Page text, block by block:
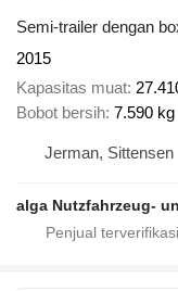
Semi-trailer dengan
2015
Kapasitas muat
Bobot bersih 7.590 kg
Jerman, Sittensen